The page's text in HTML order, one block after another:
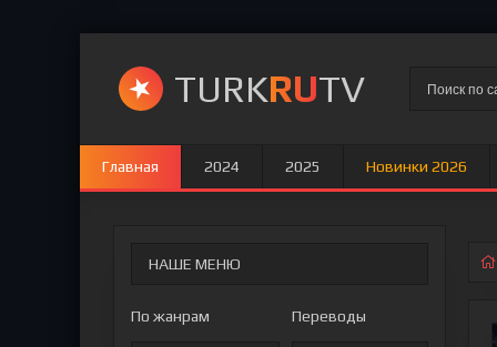
TURKRUTV
Главная 2024 2025 Новинки 2026
НАШЕ МЕНЮ
По жанрам Переводы